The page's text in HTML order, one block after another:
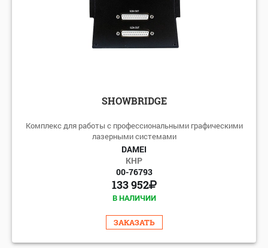
SHOWBRIDGE
Комплекс для работы с профессиональными графическими
лазерными системами
DAMEI
КНР
00-76793
133 952
В НАЛИЧИИ
ЗАКАЗАТЬ